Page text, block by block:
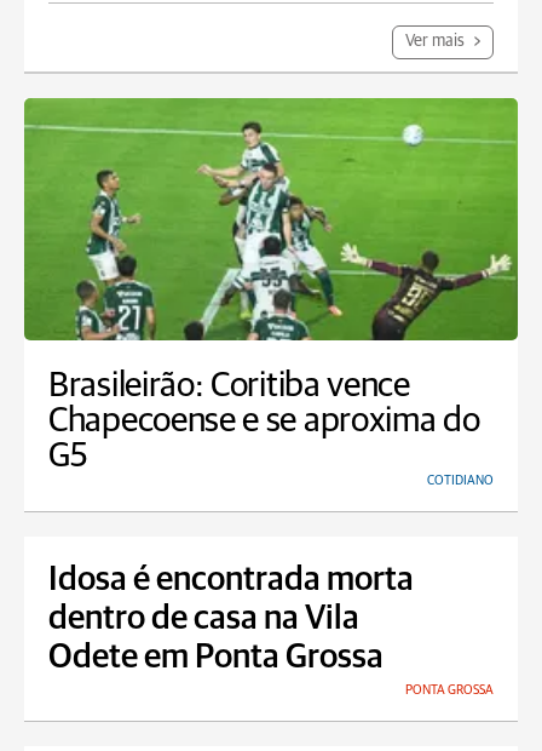
Ver mais
Brasileirão: Coritiba vence
Chapecoense e se aproxima do
G5
COTIDIANO
Idosa é encontrada morta
dentro de casa na Vila
Odete em Ponta Grossa
PONTA GROSSA